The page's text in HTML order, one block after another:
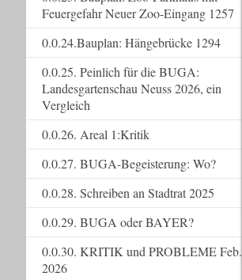
Feuergefahr Neuer Zoo-Eingang 1257
0.0.24.Bauplan: Hängebrücke 1294
0.0.25. Peinlich für die BUGA:
Landesgartenschau Neuss 2026, ein
Vergleich
0.0.26. Areal 1:Kritik
0.0.27. BUGA-Begeisterung: Wo?
0.0.28. Schreiben an Stadtrat 2025
0.0.29. BUGA oder BAYER?
0.0.30. KRITIK und PROBLEME Feb.
2026